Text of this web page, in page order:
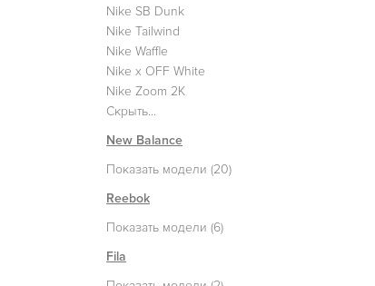
Nike SB Dunk
Nike Tailwind
Nike Waffle
Nike x OFF White
Nike Zoom 2K
Скрыть...
New Balance
Показать модели (20)
Reebok
Показать модели (6)
Fila